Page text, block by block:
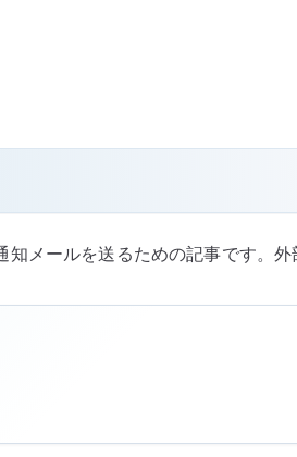
メールを送るための記事です。